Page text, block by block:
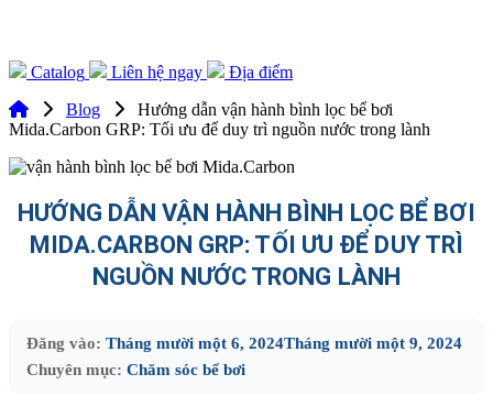
Catalog Liên hệ ngay
Địa điểm
Blog
Hướng dẫn vận hành bình lọc bể bơi
Mida.Carbon GRP: Tối ưu để duy trì nguồn nước trong lành
HƯỚNG DẪN VẬN HÀNH BÌNH LỌC BỂ BƠI
MIDA.CARBON GRP: TỐI ƯU ĐỂ DUY TRÌ
NGUỒN NƯỚC TRONG LÀNH
Đăng vào: Tháng mười một 6, 2024Tháng mười một 9, 2024
Chuyên mục: Chăm sóc bể bơi